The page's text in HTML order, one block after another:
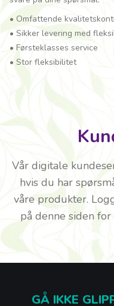
• Omfattende
• Sikker levering med
• Førsteklasses service
• Stor fleksibilitet
Vår digitale
hvis du har
våre produkter.
på denne siden
GÅ IKKE